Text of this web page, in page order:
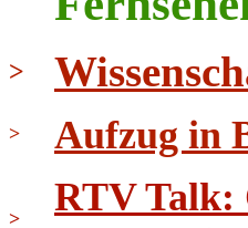
>
> Aufzug in
>
RTV Talk: